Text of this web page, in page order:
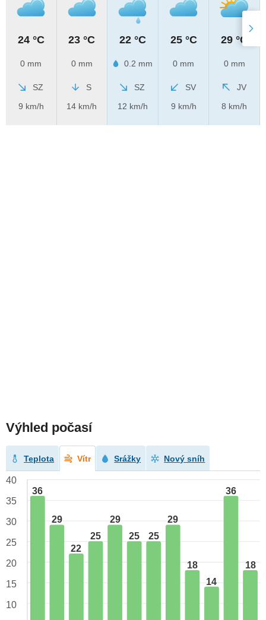
24 °C
0 mm
SZ
9 km/h
23 °C
0 mm
S
14 km/h
22 °C
0.2 mm
SZ
12 km/h
25 °C
0 mm
SV
9 km/h
29 °C
0 mm
JV
8 km/h
Výhled počasí
Teplota Vítr Srážky Nový sníh
36
29
22
25
29
25 25
29
18
14
36
18
40
35
30
25
20
15
10